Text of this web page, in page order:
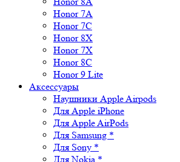
Honor 7A
Honor 7C
Honor 8X
Honor 7X
Honor 8C
Honor 9 Lite
Аксессуары
Наушники Apple Airpods
Для Apple iPhone
Для Apple AirPods
Для Samsung *
Для Sony *
Для Nokia *